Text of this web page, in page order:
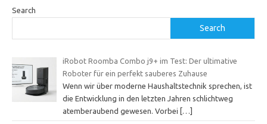
Search
Search
iRobot Roomba Combo j9+ im Test: Der ultimative
Roboter für ein perfekt sauberes Zuhause
Wenn wir über moderne Haushaltstechnik sprechen, ist
die Entwicklung in den letzten Jahren schlichtweg
atemberaubend gewesen. Vorbei
[…]